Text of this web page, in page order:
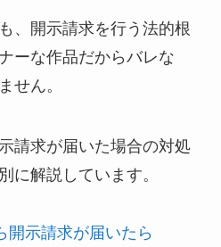
、開示請求を行う法的根
ーな作品だからバレな
せん。
請求が届いた場合の対処
に解説しています。
開示請求が届いたら